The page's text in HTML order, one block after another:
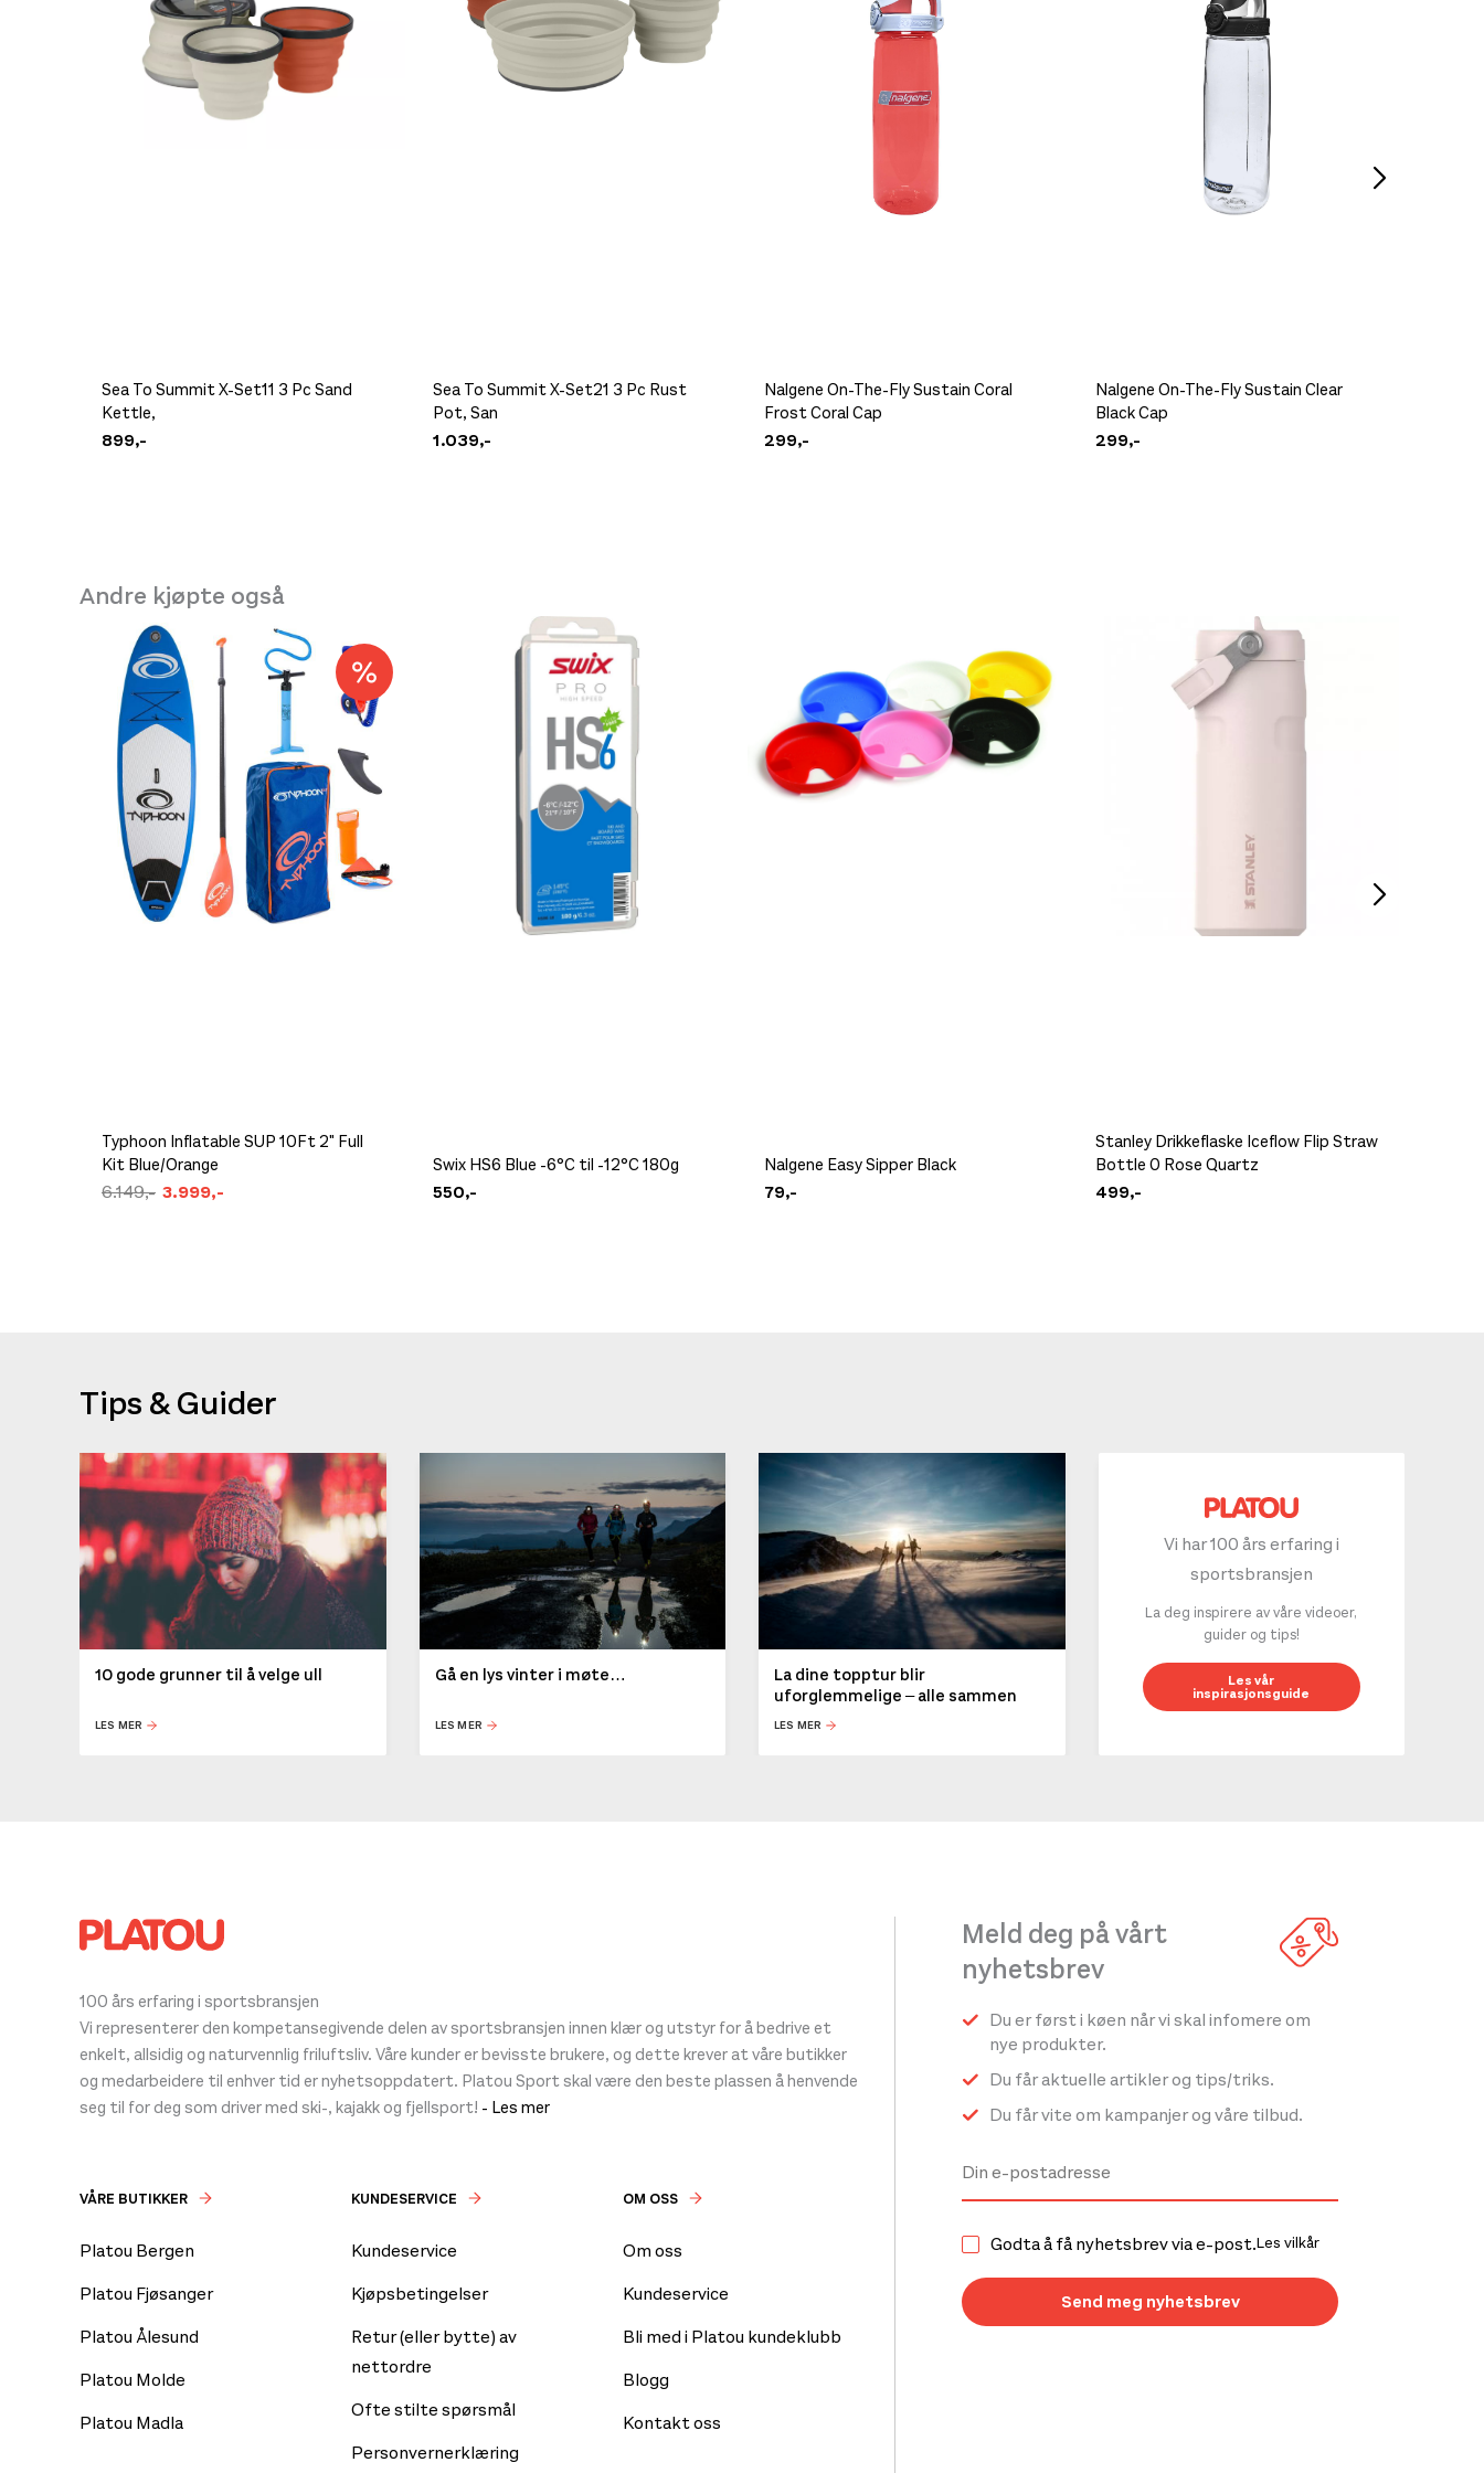
Sea To Summit X-Set11 3 Pc Sand
Kettle,
899,-
Sea To Summit X-Set21 3 Pc Rust
Pot, San
1.039,-
Nalgene On-The-Fly Sustain Coral
Frost Coral Cap
299,-
Nalgene On-The-Fly Sustain Clear
Black Cap
299,-
Andre kjøpte også
Typhoon Inflatable SUP 10Ft 2" Full
Kit Blue/Orange
6.149,- 3.999,-
Swix HS6 Blue -6°C til -12°C 180g
550,-
Nalgene Easy Sipper Black
79,-
Stanley Drikkeflaske Iceflow Flip Straw
Bottle 0 Rose Quartz
499,-
Tips & Guider
10 gode grunner til å velge ull
LES MER
Gå en lys vinter i møte…
LES MER
La dine topptur blir
uforglemmelige – alle sammen
LES MER
Vi har 100 års erfaring i
sportsbransjen
La deg inspirere av våre videoer,
guider og tips!
Les vår
inspirasjonsguide
100 års erfaring i sportsbransjen
Vi representerer den kompetansegivende delen av sportsbransjen innen klær og utstyr for å bedrive et
enkelt, allsidig og naturvennlig friluftsliv. Våre kunder er bevisste brukere, og dette krever at våre butikker
og medarbeidere til enhver tid er nyhetsoppdatert. Platou Sport skal være den beste plassen å henvende
seg til for deg som driver med ski-, kajakk og fjellsport! - Les mer
VÅRE BUTIKKER
Platou Bergen
Platou Fjøsanger
Platou Ålesund
Platou Molde
Platou Madla
KUNDESERVICE
Kundeservice
Kjøpsbetingelser
Retur (eller bytte) av
nettordre
Ofte stilte spørsmål
Personvernerklæring
OM OSS
Om oss
Kundeservice
Bli med i Platou kundeklubb
Blogg
Kontakt oss
Meld deg på vårt
nyhetsbrev
Du er først i køen når vi skal infomere om
nye produkter.
Du får aktuelle artikler og tips/triks.
Du får vite om kampanjer og våre tilbud.
Godta å få nyhetsbrev via e-post.Les vilkår